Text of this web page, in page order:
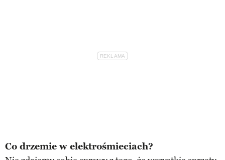
Co drzemie w elektrośmieciach?